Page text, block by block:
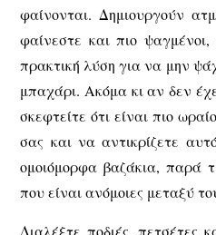
φαίνονται. Δημιουργούν
φαίνεστε και πιο
πρακτική λύση για να μην
μπαχάρι. Ακόμα κι αν δεν
σκεφτείτε ότι είναι πιο
σας και να αντικρίζετε
ομοιόμορφα βαζάκια, παρά
που είναι ανόμοιες μεταξύ
Διαλέξτε ποδιές, πετσέτες